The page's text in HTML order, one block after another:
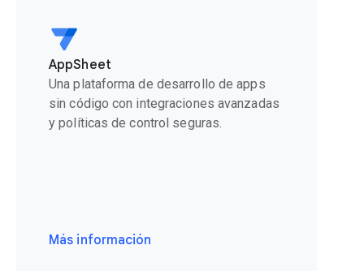
AppSheet
Una plataforma de desarrollo de apps
sin código con integraciones avanzadas
y políticas de control seguras.
Más información